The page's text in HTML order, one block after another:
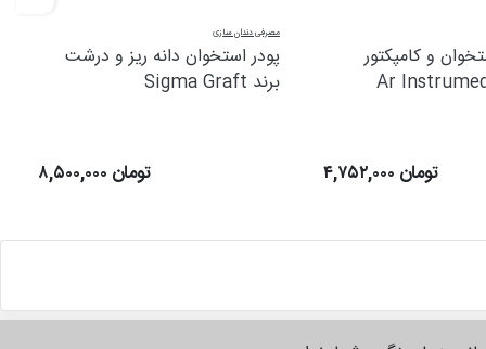
و کامپکتور
۴,۷۵۲,۰۰۰ تومان
مصرفی دندان سازی
پودر استخوان دانه ریز و درشت
برند Sigma Graft
۸,۵۰۰,۰۰۰ تومان